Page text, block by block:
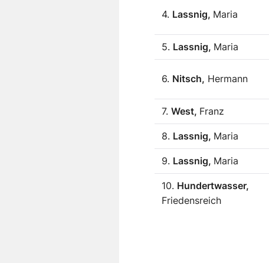
4. Lassnig, Maria
5. Lassnig, Maria
6. Nitsch, Hermann
7. West, Franz
8. Lassnig, Maria
9. Lassnig, Maria
10. Hundertwasser,
Friedensreich